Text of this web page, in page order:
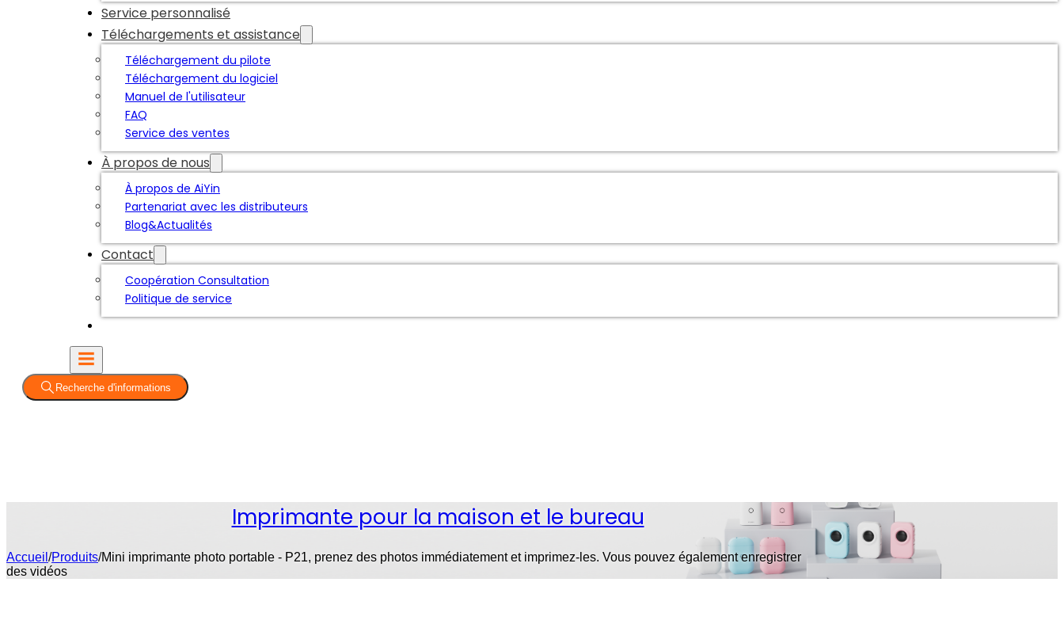
Service personnalisé
Téléchargements et assistance
Téléchargement du pilote
Téléchargement du logiciel
Manuel de l'utilisateur
FAQ
Service des ventes
À propos de nous
À propos de AiYin
Partenariat avec les distributeurs
Blog&Actualités
Contact
Coopération Consultation
Politique de service
Recherche d'informations
Imprimante pour la maison et le bureau
Accueil /Produits/Mini imprimante photo portable - P21, prenez des photos immédiatement et imprimez-les. Vous pouvez également enregistrer
des vidéos